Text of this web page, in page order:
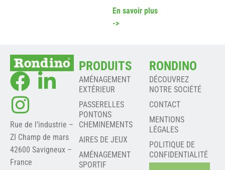
En savoir plus
->
Rue de l’industrie –
ZI Champ de mars
42600 Savigneux –
France
PRODUITS
AMÉNAGEMENT
EXTÉRIEUR
PASSERELLES
PONTONS
CHEMINEMENTS
AIRES DE JEUX
AMÉNAGEMENT
SPORTIF
RONDINO
DÉCOUVREZ
NOTRE SOCIÉTÉ
CONTACT
MENTIONS
LÉGALES
POLITIQUE DE
CONFIDENTIALITÉ